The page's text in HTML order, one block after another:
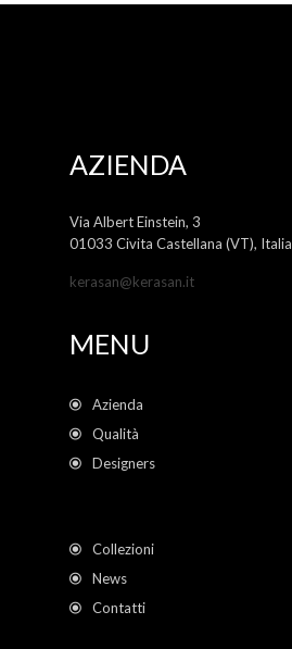
AZIENDA
Via Albert Einstein, 3
01033 Civita Castellana (VT), Italia
kerasan@kerasan.it
MENU
Azienda
Qualità
Designers
Collezioni
News
Contatti